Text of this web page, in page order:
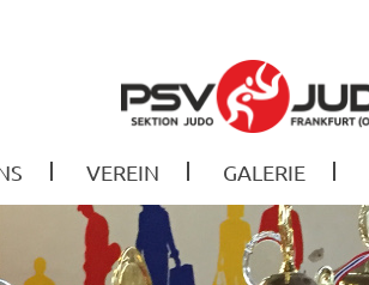
VEREIN GALERIE